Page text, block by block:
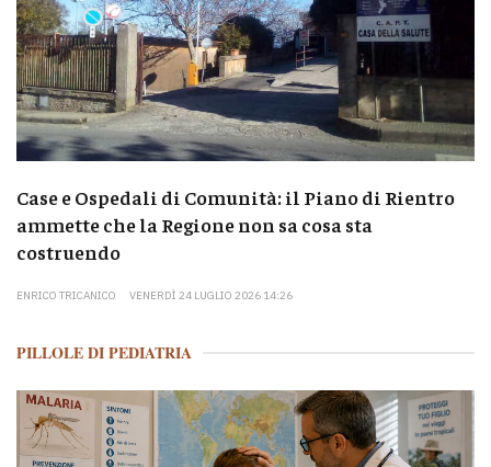
Case e Ospedali di Comunità: il Piano di Rientro
ammette che la Regione non sa cosa sta
costruendo
ENRICO TRICANICO VENERDÌ 24 LUGLIO 2026 14:26
PILLOLE DI PEDIATRIA